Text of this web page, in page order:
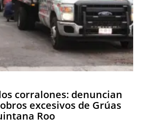
corralones: denuncian
excesivos de Grúas
Roo